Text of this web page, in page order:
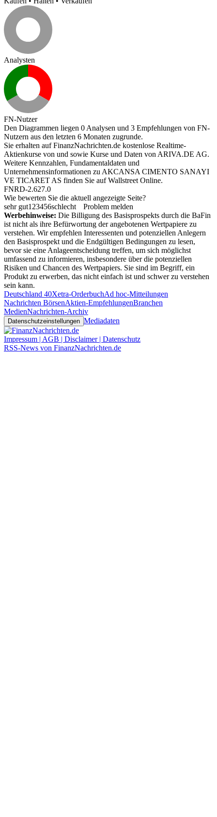
Analysten
FN-Nutzer
Den Diagrammen liegen 0 Analysen und 3 Empfehlungen von FN-
Nutzern aus den letzten 6 Monaten zugrunde.
Sie erhalten auf FinanzNachrichten.de kostenlose Realtime-
Aktienkurse von und sowie Kurse und Daten von ARIVA.DE AG.
Weitere Kennzahlen, Fundamentaldaten und
Unternehmensinformationen zu AKCANSA CIMENTO SANAYI
VE TICARET AS finden Sie aufWallstreet Online.
FNRD-2.627.0
Wie bewerten Sie die aktuell angezeigte Seite?
sehr gut1 23456schlecht
Problem melden
Werbehinweise: Die Billigung des Basisprospekts durch die BaFin
ist nicht als ihre Befürwortung der angebotenen Wertpapiere zu
verstehen. Wir empfehlen Interessenten und potenziellen Anlegern
den Basisprospekt und die Endgültigen Bedingungen zu lesen,
bevor sie eine Anlageentscheidung treffen, um sich möglichst
umfassend zu informieren, insbesondere über die potenziellen
Risiken und Chancen des Wertpapiers. Sie sind im Begriff, ein
Produkt zu erwerben, das nicht einfach ist und schwer zu verstehen
sein kann.
Deutschland 40Xetra-OrderbuchAd hoc-Mitteilungen
Nachrichten BörsenAktien-EmpfehlungenBranchen
MedienNachrichten-Archiv
Datenschutzeinstellungen Mediadaten
Impressum | AGB | Disclaimer | Datenschutz
RSS-News von FinanzNachrichten.de